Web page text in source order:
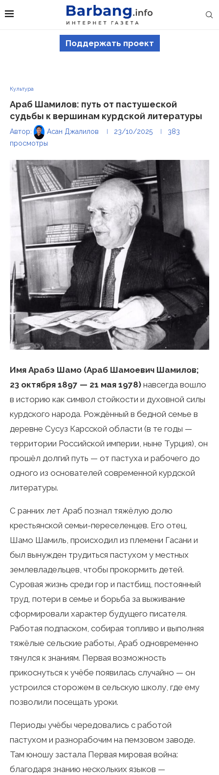
Поддержать проект
Культура
Араб Шамилов: путь от пастушеской
судьбы к вершинам курдской литературы
Автор: Асан Джалилов 23/10/2025
383
просмотры
Имя Арабэ Шамо (Араб Шамоевич Шамилов;
23 октября 1897 — 21 мая 1978) навсегда вошло
в историю как символ стойкости и духовной силы
курдского народа. Рождённый в бедной семье в
деревне Сусуз Карсской области (в те годы —
территории Российской империи, ныне Турция), он
прошёл долгий путь — от пастуха и рабочего до
одного из основателей современной курдской
литературы.
С ранних лет Араб познал тяжёлую долю
крестьянской семьи-переселенцев. Его отец,
Шамо Шамиль, происходил из племени Гасани и
был вынужден трудиться пастухом у местных
землевладельцев, чтобы прокормить детей.
Суровая жизнь среди гор и пастбищ, постоянный
труд, потери в семье и борьба за выживание
сформировали характер будущего писателя.
Работая подпаском, собирая топливо и выполняя
тяжёлые сельские работы, Араб одновременно
тянулся к знаниям. Первая возможность
прикоснуться к учёбе появилась случайно — он
устроился сторожем в сельскую школу, где ему
позволили посещать уроки.
Периоды учёбы чередовались с работой
пастухом и разнорабочим на пемзовом заводе.
Там юношу застала Первая мировая война:
благодаря знанию нескольких языков —